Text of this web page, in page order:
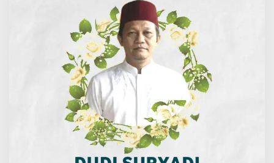
Beri
Kesabaran
Keluarga
Yang
di
Tinggalkanya